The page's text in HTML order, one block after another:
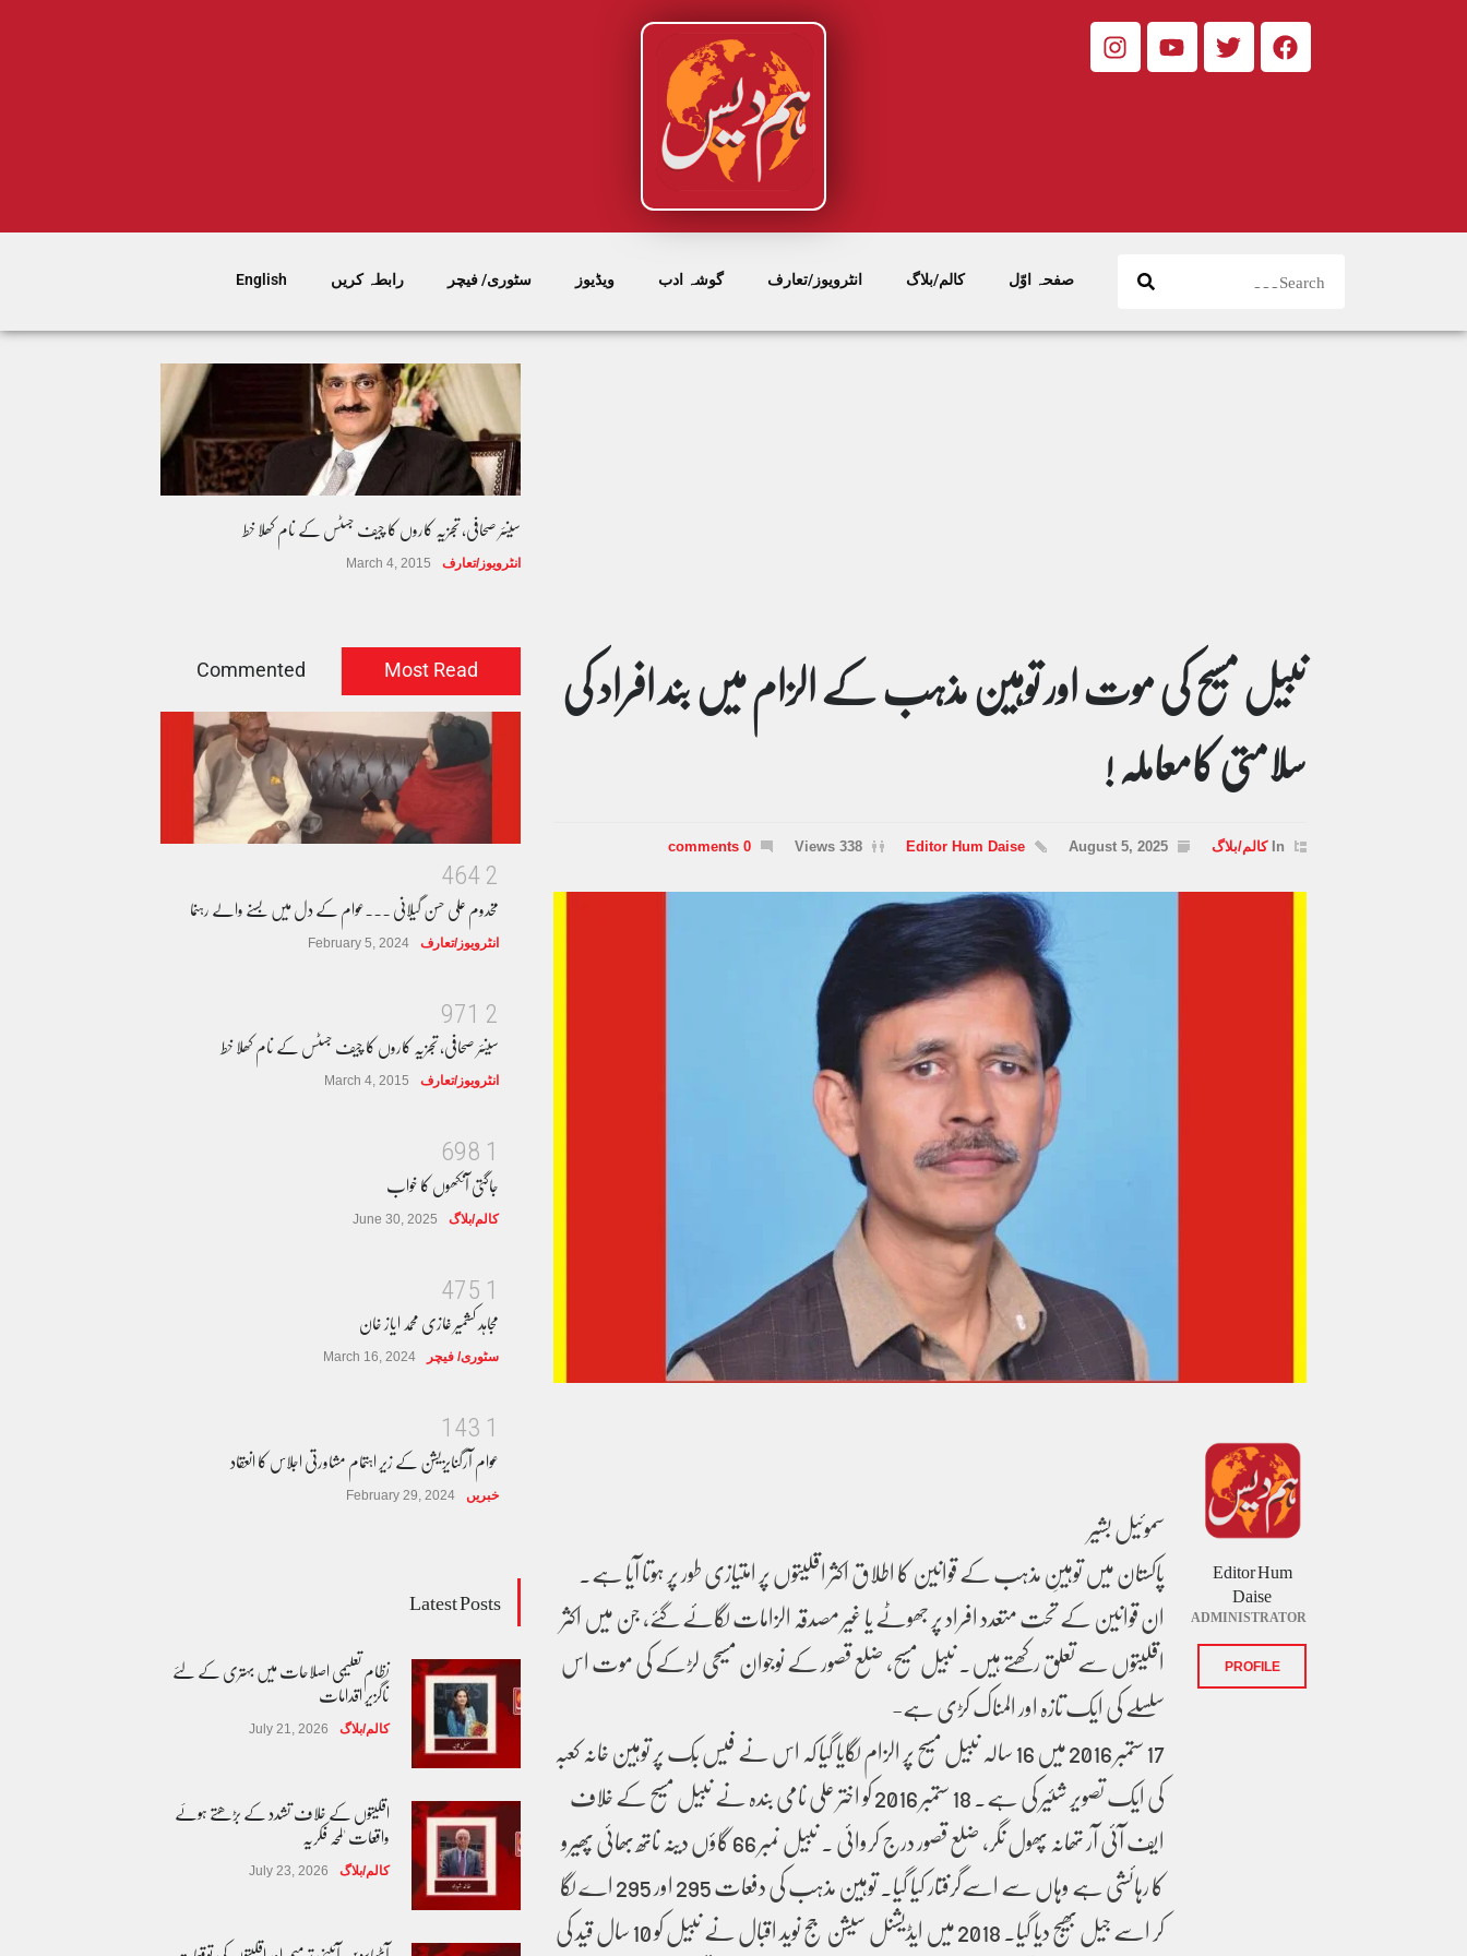
صفحہ اوّل کالم/بلاگ انٹرویوز/تعارف گوشہ ادب ویڈیوز سٹوری/ فیچر رابطہ کریں English
سینئر صحافی، تجزیہ کاروں کا چیف جسٹس کے نام کھلا خط
انٹرویوز/تعارف March 4, 2015
نبیل مسیح کی موت اور توہین مذہب کے الزام میں بند افراد کی
سلامتی کامعاملہ !
In کالم/بلاگ August 5, 2025
Editor Hum Daise
338 Views
0 comments
سموئیل بشیر
پاکستان میں توہینِ مذہب کے قوانین کا اطلاق اکثر اقلیتوں پر امتیازی طور پر ہوتا آیا ہے۔
ان قوانین کے تحت متعدد افراد پر جھوٹے یا غیر مصدقہ الزامات لگائے گئے، جن میں اکثر
اقلیتوں سے تعلق رکھتے ہیں۔ نبیل مسیح، ضلع قصور کے نوجوان مسیحی لڑکے کی موت اس
سلسلے کی ایک تازہ اور المناک کڑی ہے-
17 ستمبر 2016 میں 16 سالہ نبیل مسیح پر الزام لگایا گیا کہ اس نے فیس بُک پر توہین خانہ کعبہ
کی ایک تصویر شئیر کی ہے۔ 18 ستمبر 2016 کو اختر علی نامی بندہ نے نبیل مسیح کے خلاف
ایف آئی آر تھانہ پھول نگر، ضلع قصور درج کروائی ۔ نبیل نمبر 66 گاؤں دینہ ناتھ بھائی پھیرو
کا رہائشی ہے وہاں سے اسےگرفتار کیا گیا۔ توہین مذہب کی دفعات 295 اور 295 اے لگا
کر اسے جیل بھیج دیا گیا۔ 2018 میں ایڈیشنل سیشن جج نوید اقبال نے نبیل کو 10 سال قید کی
Editor Hum
Daise
ADMINISTRATOR
PROFILE
Most Read
Commented
2
4
6
4
مخدوم علی حسن گیلانی ۔۔۔عوام کے دل میں بسنے والے رہنما
انٹرویوز/تعارف February 5, 2024
2
1
7
9
سینئر صحافی، تجزیہ کاروں کا چیف جسٹس کے نام کھلا خط
انٹرویوز/تعارف March 4, 2015
1
8
9
6
جاگتی آنکھوں کا خواب
کالم/بلاگ June 30, 2025
1
5
7
4
مجاہد کشمیر غازی محمد ایاز خان
سٹوری/ فیچر March 16, 2024
1
3
4
1
عوام آرگنایزیشن کے زیر اہتمام مشاورتی اجلاس کا انعقاد
خبریں February 29, 2024
Latest Posts
نظام تعلیمی اصلاحات میں بہتری کے لئے
ناگزیر اقدامات
کالم/بلاگ July 21, 2026
اقلیتوں کے خلاف تشدد کے بڑھتے ہوئے
واقعات 'لمحہ فکریہ
کالم/بلاگ July 23, 2026